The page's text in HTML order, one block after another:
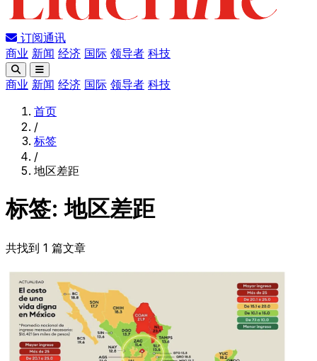
订阅通讯
商业 新闻 经济 国际 领导者 科技
商业 新闻 经济 国际 领导者 科技
首页
/
标签
/
地区差距
标签: 地区差距
共找到 1 篇文章